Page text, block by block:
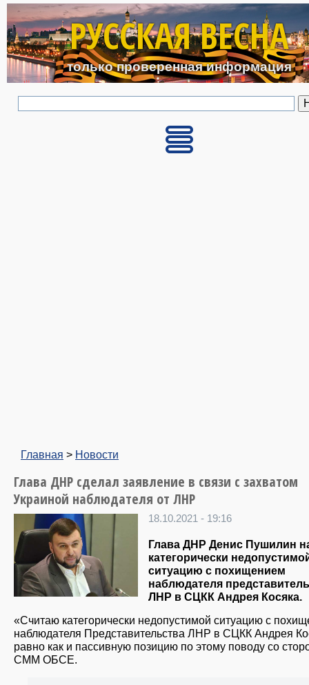
Перейти к основному
РУССКАЯ ВЕСНА
только проверенная информация
Главная > Новости
Глава ДНР сделал заявление в связи с захватом
Украиной наблюдателя от ЛНР
18.10.2021 - 19:16
Глава ДНР Денис Пушилин
категорически
ситуацию с похищением
наблюдателя
ЛНР в СЦКК Андрея Косяка.
«Считаю категорически недопустимой ситуацию с
наблюдателя Представительства ЛНР в СЦКК Андрея
равно как и пассивную позицию по этому поводу со
СММ ОБСЕ.